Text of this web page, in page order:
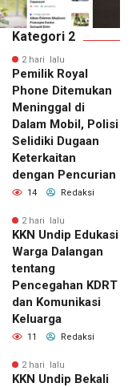
Kategori 2
2 hari lalu
Pemilik Royal
Phone Ditemukan
Meninggal di
Dalam Mobil, Polisi
Selidiki Dugaan
Keterkaitan
dengan Pencurian
14 Redaksi
2 hari lalu
KKN Undip Edukasi
Warga Dalangan
tentang
Pencegahan KDRT
dan Komunikasi
Keluarga
11 Redaksi
2 hari lalu
KKN Undip Bekali